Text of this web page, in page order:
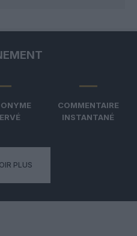
COMMENTAIRE
INSTANTANÉ
PLUS